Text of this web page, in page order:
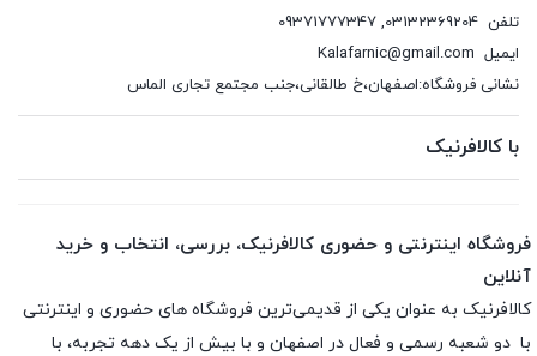
تلفن 03132369204
,
09371777347
ایمیل Kalafarnic@gmail.com
نشانی فروشگاه:اصفهان،خ طالقانی،جنب مجتمع تجاری الماس
با کالافرنیک
فروشگاه اینترنتی و حضوری کالافرنیک، بررسی، انتخاب و خرید
آنلاین
کالافرنیک به عنوان یکی از قدیمی‌ترین فروشگاه های حضوری و اینترنتی
با دو شعبه رسمی و فعال در اصفهان و با بیش از یک دهه تجربه، با